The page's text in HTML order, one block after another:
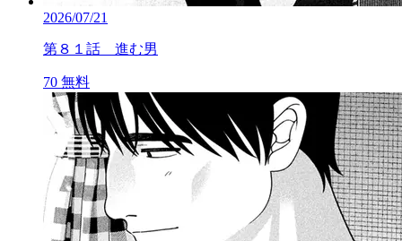
2026/07/21
第８１話 進む男
70 無料